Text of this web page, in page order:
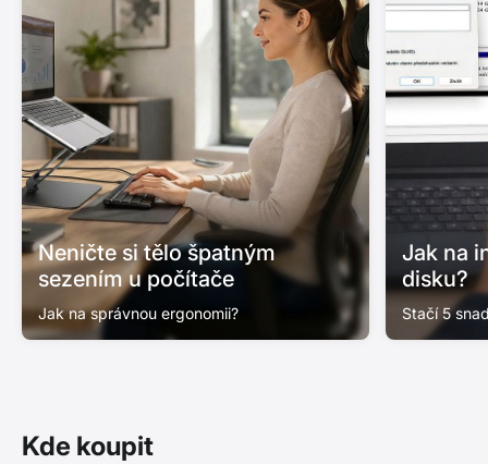
Neničte si tělo špatným
sezením u počítače
Jak na správnou ergonomii?
Jak na
disku?
Stačí 5
Kde koupit